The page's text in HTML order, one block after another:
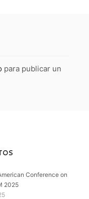
para publicar un
Conference on
2025